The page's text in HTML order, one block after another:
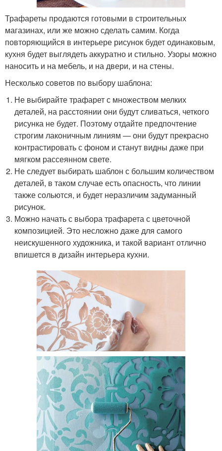
Трафареты продаются готовыми в строительных
магазинах, или же можно сделать самим. Когда
повторяющийся в интерьере рисунок будет одинаковым,
кухня будет выглядеть аккуратно и стильно. Узоры можно
наносить и на мебель, и на двери, и на стены.
Несколько советов по выбору шаблона:
Не выбирайте трафарет с множеством мелких
деталей, на расстоянии они будут сливаться, четкого
рисунка не будет. Поэтому отдайте предпочтение
строгим лаконичным линиям — они будут прекрасно
контрастировать с фоном и станут видны даже при
мягком рассеянном свете.
Не следует выбирать шаблон с большим количеством
деталей, в таком случае есть опасность, что линии
также сольются, и будет неразличим задуманный
рисунок.
Можно начать с выбора трафарета с цветочной
композицией. Это несложно даже для самого
неискушенного художника, и такой вариант отлично
впишется в дизайн интерьера кухни.